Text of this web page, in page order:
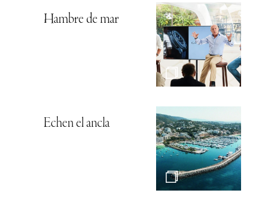
Hambre de mar
Echen el ancla